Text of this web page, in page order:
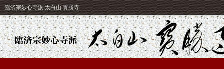
臨済宗妙心寺派 太白山 寳勝寺